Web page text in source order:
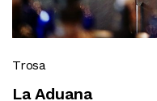
Trosa
La Aduana